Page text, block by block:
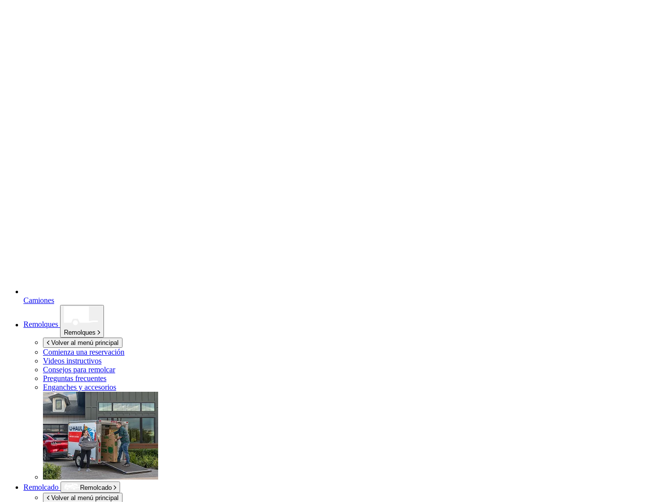
Camiones
Remolques
Remolques
Volver al menú principal
Comienza una reservación
Videos instructivos
Consejos para remolcar
Preguntas frecuentes
Enganches y accesorios
Remolcado
Remolcado
Volver al menú principal